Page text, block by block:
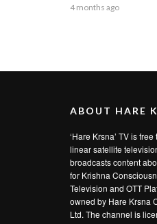
4 months ago
ABOUT HARE
‘Hare Krsna’ TV is
linear satellite
broadcasts content
for Krishna
Television and OTT
owned by Hare Krsna
Ltd. The channel is